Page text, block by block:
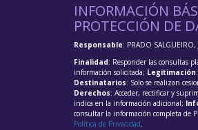
INFORMACIÓN
PROTECCIÓN DE
Responsable: PRADO SALGUEIRO,
Finalidad: Responder las consultas
información solicitada; Legitimación
Destinatarios: Solo se realizan
Derechos: Acceder, rectificar y
indica en la información adicional;
consultar la información completa de
Política de Privacidad.